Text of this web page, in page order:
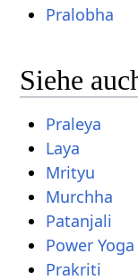
Pralobha
Siehe
Praleya
Laya
Mrityu
Murchha
Patanjali
Power Yoga
Prakriti